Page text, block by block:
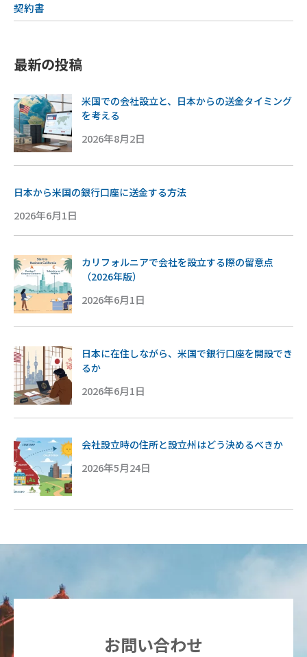
契約書
最新の投稿
米国での会社設立と、日本からの送金タイミング
を考える
2026年8月2日
日本から米国の銀行口座に送金する方法
2026年6月1日
カリフォルニアで会社を設立する際の留意点
（2026年版）
2026年6月1日
日本に在住しながら、米国で銀行口座を開設でき
るか
2026年6月1日
会社設立時の住所と設立州はどう決めるべきか
2026年5月24日
お問い合わせ